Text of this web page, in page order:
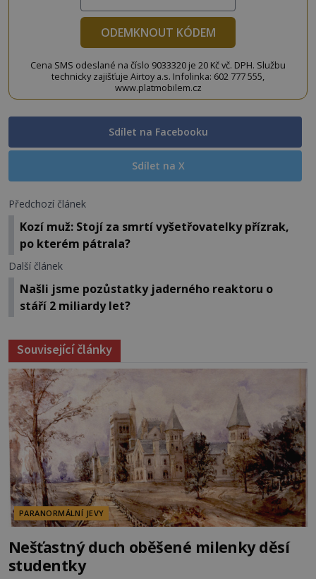
ODEMKNOUT KÓDEM
Cena SMS odeslané na číslo 9033320 je 20 Kč vč. DPH. Službu
technicky zajišťuje Airtoy a.s. Infolinka: 602 777 555,
www.platmobilem.cz
Sdílet na Facebooku
Sdílet na X
Předchozí článek
Kozí muž: Stojí za smrtí vyšetřovatelky přízrak,
po kterém pátrala?
Další článek
Našli jsme pozůstatky jaderného reaktoru o
stáří 2 miliardy let?
Související články
PARANORMÁLNÍ JEVY
Nešťastný duch oběšené milenky děsí
studentky